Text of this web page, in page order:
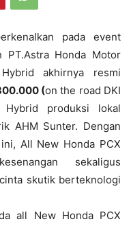
pada event
Honda Motor
akhirnya resmi
(on the road DKI
produksi lokal
AHM Sunter. Dengan
All New Honda PCX
sekaligus
skutik berteknologi
all New Honda PCX